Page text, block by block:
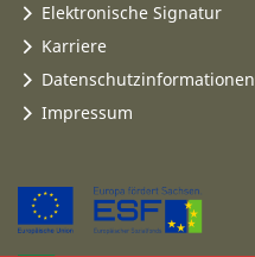
Elektronische Signatur
Karriere
Datenschutzinformationen
Impressum